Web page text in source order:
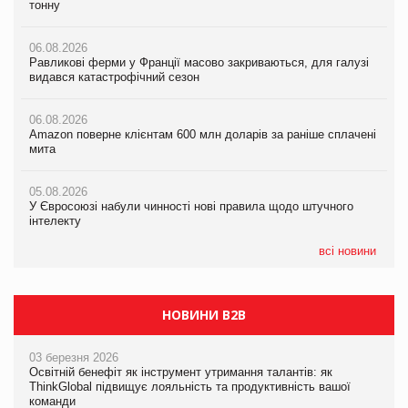
тонну
06.08.2026
Равликові ферми у Франції масово закриваються, для галузі
видався катастрофічний сезон
06.08.2026
Amazon поверне клієнтам 600 млн доларів за раніше сплачені
мита
05.08.2026
У Євросоюзі набули чинності нові правила щодо штучного
інтелекту
всі новини
формату convenience store КОЛО: об’єднана компанія
05.08.2026
Російська атака 5 серпня стала одним із наймасштабніших
05.08.2026
Смачне поповнення дитячого меню: у VARUS з’явилися
05.08.2026
Сергій Лісунов про заморожені хлібобулочні вироби на
видався катастрофічний сезон
06.08.2026
Amazon поверне клієнтам 600 млн доларів за раніше сплачені
мита
05.08.2026
У Євросоюзі набули чинності нові правила щодо штучного
інтелекту
05.08.2026
Рекламна платформа вимагає від Google компенсацію за
втрату 6,9 трлн рекламних показів
НОВИНИ B2B
03 березня 2026
Освітній бенефіт як інструмент утримання талантів: як
ThinkGlobal підвищує лояльність та продуктивність вашої
команди